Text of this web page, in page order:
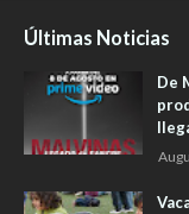
Últimas Noticias
De